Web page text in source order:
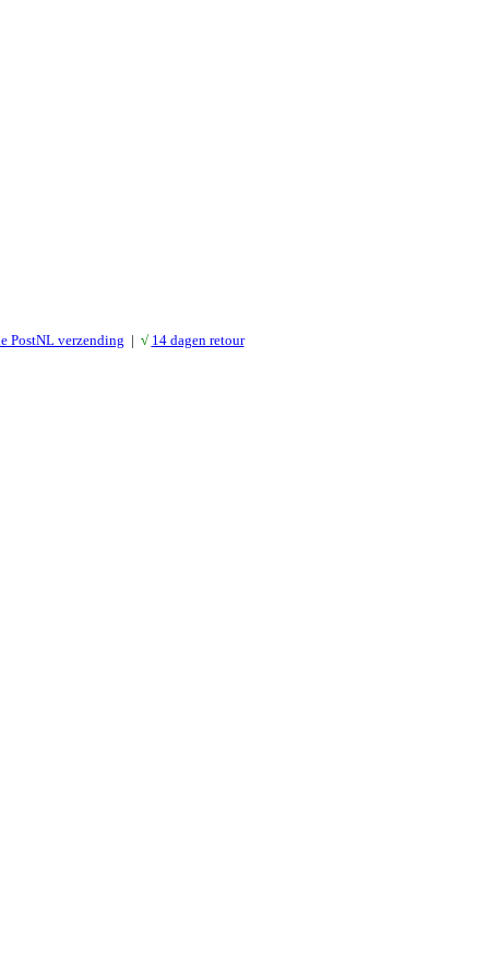
PostNL verzending | √ 14 dagen retour